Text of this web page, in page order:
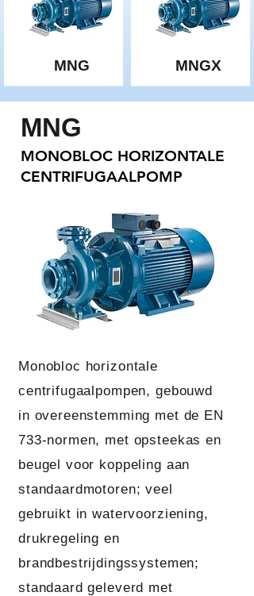
MNG MNGX
MNG
MONOBLOC HORIZONTALE
CENTRIFUGAALPOMP
Monobloc horizontale
centrifugaalpompen, gebouwd
in overeenstemming met de EN
733-normen, met opsteekas en
beugel voor koppeling aan
standaardmotoren; veel
gebruikt in watervoorziening,
drukregeling en
brandbestrijdingssystemen;
standaard geleverd met